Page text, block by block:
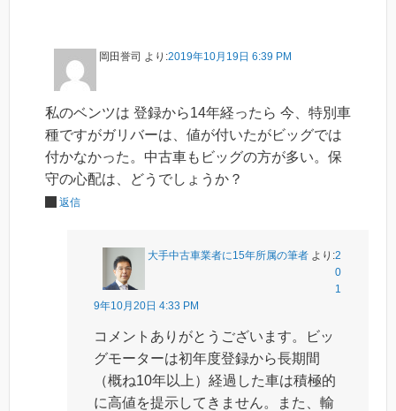
岡田誉司 より:2019年10月19日 6:39 PM
私のベンツは 登録から14年経ったら 今、特別車
種ですがガリバーは、値が付いたがビッグでは
付かなかった。中古車もビッグの方が多い。保
守の心配は、どうでしょうか？
返信
大手中古車業者に15年所属の筆者 より:2
0
1
9年10月20日 4:33 PM
コメントありがとうございます。ビッ
グモーターは初年度登録から長期間
（概ね10年以上）経過した車は積極的
に高値を提示してきません。また、輸